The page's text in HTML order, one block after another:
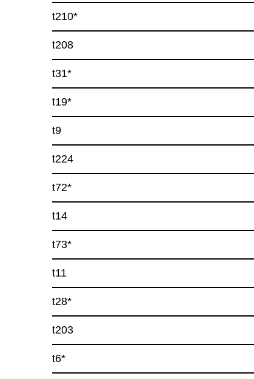
t210*
t208
t31*
t19*
t9
t224
t72*
t14
t73*
t11
t28*
t203
t6*